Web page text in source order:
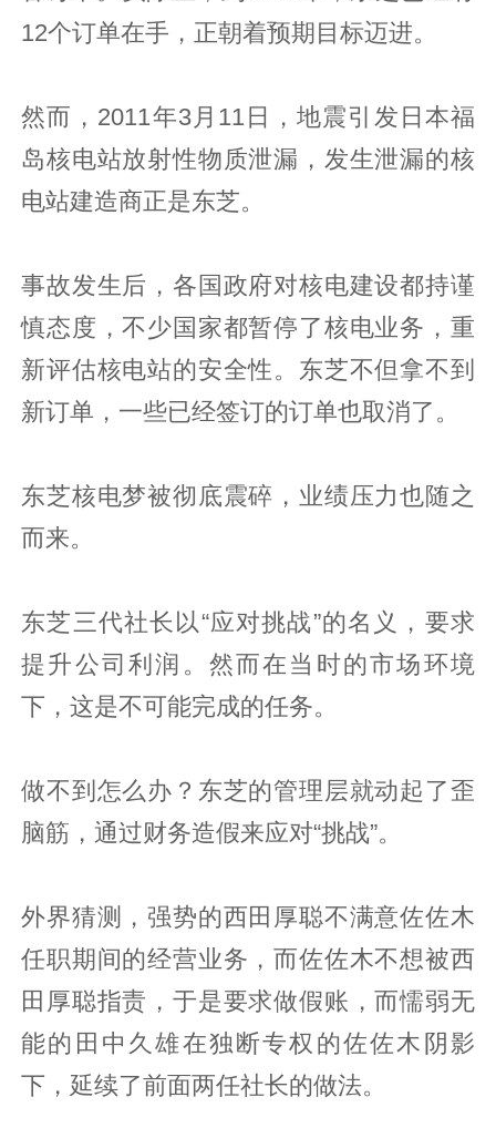
12个订单在手，正朝着预期目标迈进。
然而，2011年3月11日，地震引发日本福
岛核电站放射性物质泄漏，发生泄漏的核
电站建造商正是东芝。
事故发生后，各国政府对核电建设都持谨
慎态度，不少国家都暂停了核电业务，重
新评估核电站的安全性。东芝不但拿不到
新订单，一些已经签订的订单也取消了。
东芝核电梦被彻底震碎，业绩压力也随之
而来。
东芝三代社长以“应对挑战”的名义，要求
提升公司利润。然而在当时的市场环境
下，这是不可能完成的任务。
做不到怎么办？东芝的管理层就动起了歪
脑筋，通过财务造假来应对“挑战”。
外界猜测，强势的西田厚聪不满意佐佐木
任职期间的经营业务，而佐佐木不想被西
田厚聪指责，于是要求做假账，而懦弱无
能的田中久雄在独断专权的佐佐木阴影
下，延续了前面两任社长的做法。